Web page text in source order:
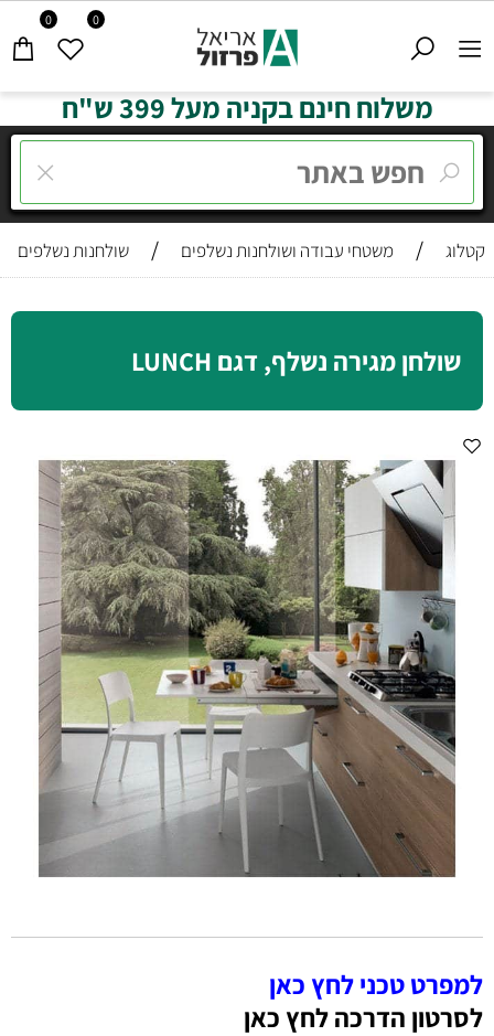
0 0
משלוח חינם בקניה מעל 399 ש"ח
קטלוג / משטחי עבודה ושולחנות נשלפים / שולחנות נשלפים
שולחן מגירה נשלף, דגם LUNCH
למפרט טכני לחץ כאן
לסרטון הדרכה לחץ כאן